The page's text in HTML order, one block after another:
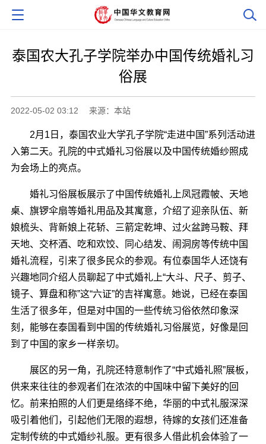
泰国农大孔子学院举办中国传统婚礼习
俗展
2022-05-02 03:12 来源：本站
2月1日，泰国农业大学孔子学院“走进中国”系列活动进
入第二天。孔院的中式婚礼习俗展以及中国传统婚纱照成
为会场上的亮点。
婚礼习俗展板展示了中国传统婚礼上凤冠霞帔、天地
桌、旗锣伞扇等婚礼用品及其寓意，介绍了迎亲队伍、新
娘梳头、背新娘上花轿、三箭定乾坤、过火盆跨马鞍、拜
天地、交杯酒、吃和欢饺、同心结发、闹洞房等传统中国
婚礼流程，引来了很多民众的参观。有位泰国华人还饶有
兴趣地同介绍人员聊起了中式婚礼上“大斗、尺子、剪子、
镜子、算盘和称”这“六证”的吉祥寓意。她说，已经在泰国
生活了很多年，但是对中国的一些传统习俗依然印象深
刻，能够在泰国看到中国的传统婚礼习俗展览，好像是回
到了中国的家乡一样亲切。
展区的另一角，孔院还特意制作了“中式婚礼照”展板，
供来来往往的参观者们在浓浓的中国味中留下美好的回
忆。前来拍照的人们更是络绎不绝，华丽的中式礼服深深
吸引着他们，引起他们无限的遐想，待嫁的女孩们还准备
定制传统的中式婚纱礼服。更有很多人借此机会体验了一